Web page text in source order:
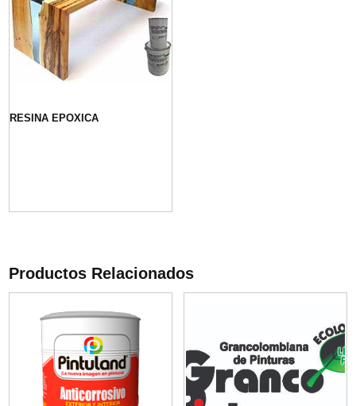
RESINA EPOXICA
Productos Relacionados